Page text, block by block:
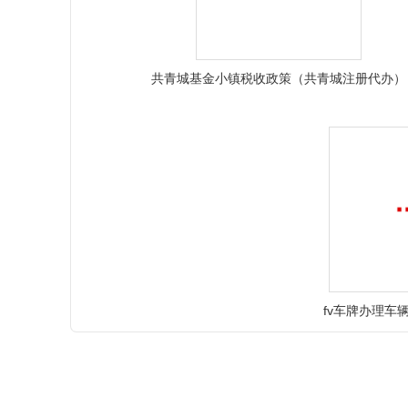
共青城基金小镇税收政策（共青城注册代办）
fv车牌办理车